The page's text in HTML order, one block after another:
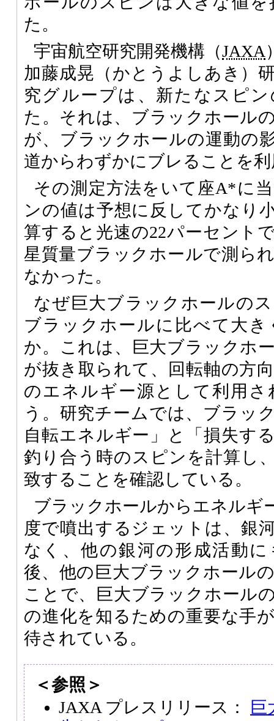
た。
宇宙航空研究開発機構（JAXA
加藤成晃（かとうよしあき）
究グループは、新たなスピ
た。それは、ブラックホール
が、ブラックホールの運動の
道からわずかにブレることを
その測定方法をいて座A*に
ンの値は予想に反してかなり
算すると光速の22パーセント
星質量ブラックホールで測ら
なかった。
なぜ巨大ブラックホールの
ブラックホールに比べて大
か。これは、巨大ブラックホ
が抜き取られて、回転軸の方
のエネルギー源として利用
う。研究チームでは、ブラッ
自転エネルギー」と「損失す
釣り合う時のスピンを計算し
致することを確認している。
ブラックホールからエネルギ
度で噴出するジェットは、銀
なく、他の銀河の形成活動
後、他の巨大ブラックホール
ことで、巨大ブラックホール
の進化を知るための重要な手
待されている。
＜参照＞
JAXA プレスリリース：
巨